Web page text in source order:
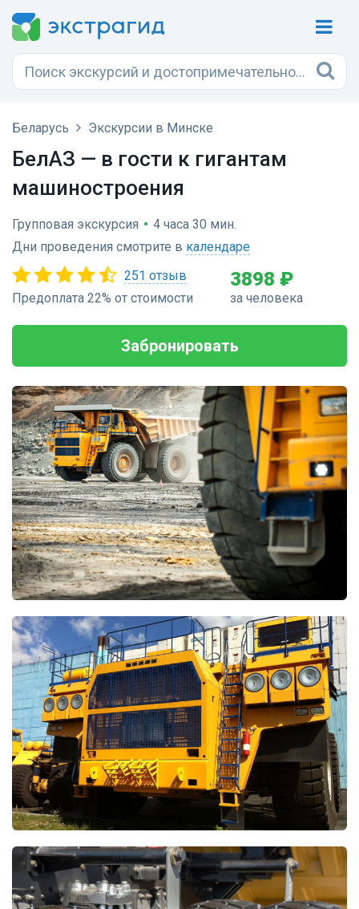
Беларусь Экскурсии в Минске
БелАЗ — в гости к гигантам
машиностроения
Групповая экскурсия • 4 часа 30 мин.
Дни проведения смотрите в календаре
251 отзыв
Предоплата 22% от стоимости
3898 ₽
за человека
Забронировать